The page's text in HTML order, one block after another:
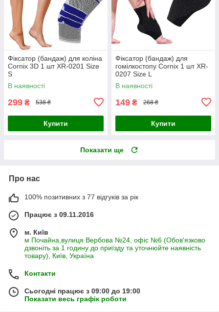
Фіксатор (бандаж) для коліна
Cornix 3D 1 шт XR-0201 Size
S
В наявності
299 ₴ 538 ₴
Купити
Фіксатор (бандаж) для
гомілкостопу Cornix 1 шт XR-
0207 Size L
В наявності
149 ₴ 268 ₴
Купити
Показати ще
Про нас
100% позитивних з 77 відгуків за рік
Працює з 09.11.2016
м. Київ
м Почайна,вулиця Вербова №24, офіс №6 (Обов'язково
дзвоніть за 1 годину до приїзду та уточнюйте наявність
товару), Київ, Україна
Контакти
Сьогодні працює з 09:00 до 19:00
Показати весь графік роботи